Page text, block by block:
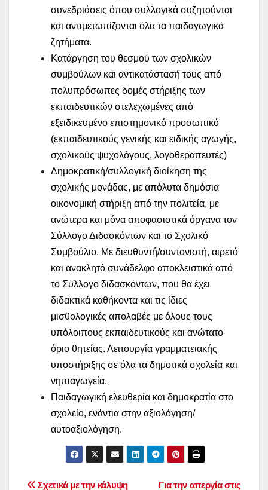
συνεδριάσεις όπου συλλογικά συζητούνται
και αντιμετωπίζονται όλα τα παιδαγωγικά
ζητήματα.
Κατάργηση του θεσμού των σχολικών
συμβούλων και αντικατάστασή τους από
πολυπρόσωπες δομές στήριξης των
εκπαιδευτικών στελεχωμένες από
εξειδικευμένο επιστημονικό προσωπικό
(εκπαιδευτικούς γενικής και ειδικής αγωγής,
σχολικούς ψυχολόγους, λογοθεραπευτές)
Δημοκρατική/συλλογική διοίκηση της
σχολικής μονάδας, με απόλυτα δημόσια
οικονομική στήριξη από την πολιτεία, με
ανώτερα και μόνα αποφασιστικά όργανα τον
Σύλλογο Διδασκόντων και το Σχολικό
Συμβούλιο. Με διευθυντή/συντονιστή, αιρετό
και ανακλητό συνάδελφο αποκλειστικά από
το Σύλλογο διδασκόντων, που θα έχει
διδακτικά καθήκοντα και τις ίδιες
μισθολογικές απολαβές με όλους τους
υπόλοιπους εκπαιδευτικούς και ανώτατο
όριο θητείας. Λειτουργία γραμματειακής
υποστήριξης σε όλα τα δημοτικά σχολεία και
νηπιαγωγεία.
Παιδαγωγική ελευθερία και δημοκρατία στο
σχολείο, ενάντια στην αξιολόγηση/
αυτοαξιολόγηση.
Για την απεργία στις
Σχετικά με την κάλυψη